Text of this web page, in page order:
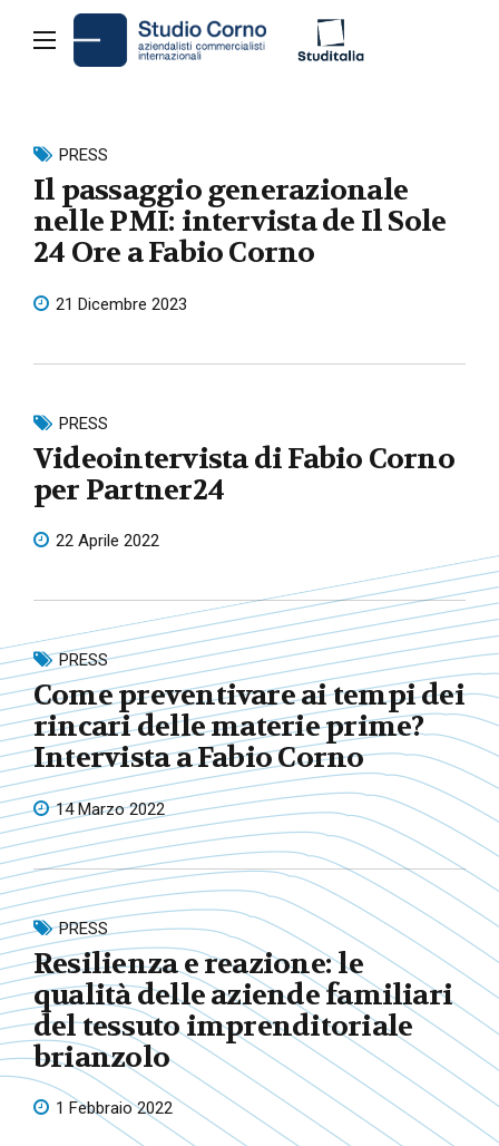
PRESS
Il passaggio generazionale
nelle PMI: intervista de Il Sole
24 Ore a Fabio Corno
21 Dicembre 2023
PRESS
Videointervista di Fabio Corno
per Partner24
22 Aprile 2022
PRESS
Come preventivare ai tempi dei
rincari delle materie prime?
Intervista a Fabio Corno
14 Marzo 2022
PRESS
Resilienza e reazione: le
qualità delle aziende familiari
del tessuto imprenditoriale
brianzolo
1 Febbraio 2022